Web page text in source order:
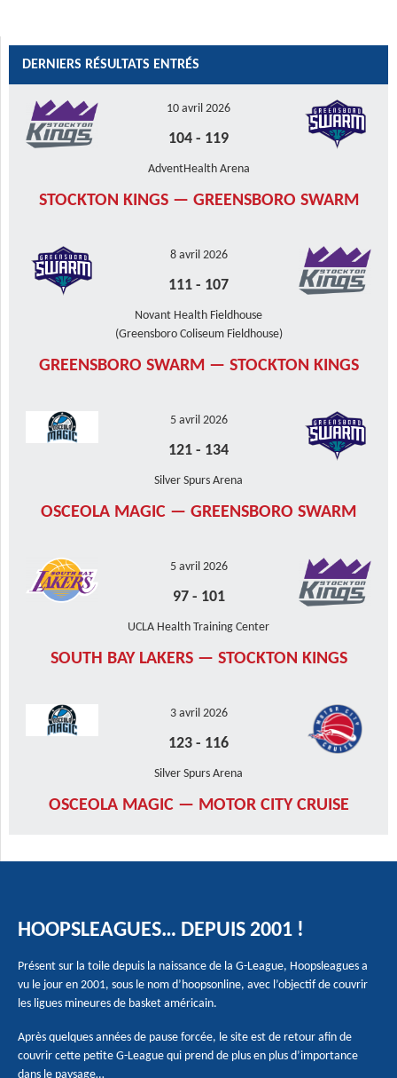
DERNIERS RÉSULTATS ENTRÉS
10 avril 2026
104 - 119
AdventHealth Arena
STOCKTON KINGS — GREENSBORO SWARM
8 avril 2026
111 - 107
Novant Health Fieldhouse
(Greensboro Coliseum Fieldhouse)
GREENSBORO SWARM — STOCKTON KINGS
5 avril 2026
121 - 134
Silver Spurs Arena
OSCEOLA MAGIC — GREENSBORO SWARM
5 avril 2026
97- 101
UCLA Health Training Center
SOUTH BAY LAKERS — STOCKTON KINGS
3 avril 2026
123 - 116
Silver Spurs Arena
OSCEOLA MAGIC — MOTOR CITY CRUISE
HOOPSLEAGUES… DEPUIS 2001 !
Présent sur la toile depuis la naissance de la G-League, Hoopsleagues a
vu le jour en 2001, sous le nom d’hoopsonline, avec l’objectif de couvrir
les ligues mineures de basket américain.
Après quelques années de pause forcée, le site est de retour afin de
couvrir cette petite G-League qui prend de plus en plus d’importance
dans le paysage…